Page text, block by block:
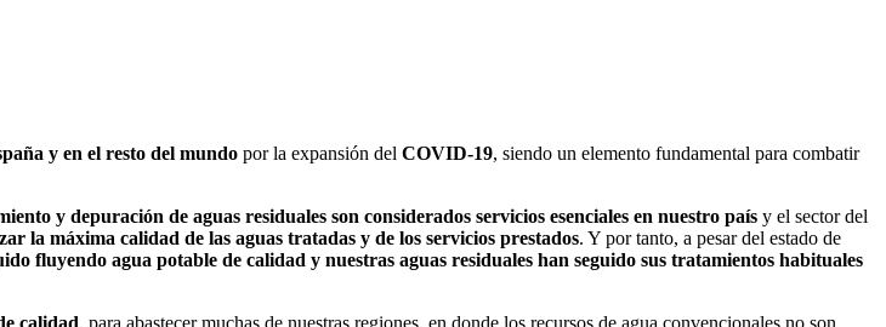
y en el resto del mundo por la expansión del COVID-19, siendo un elemento fundamental para combatir
y depuración de aguas residuales son considerados servicios esenciales en nuestro país y el sector del
la máxima calidad de las aguas tratadas y de los servicios prestados. Y por tanto, a pesar del estado de
fluyendo agua potable de calidad y nuestras aguas residuales han seguido sus tratamientos habituales
calidad, para abastecer muchas de nuestras regiones, en donde los recursos de agua convencionales no son